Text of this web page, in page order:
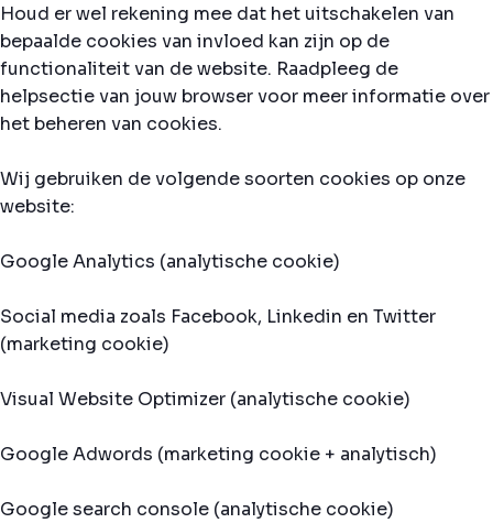
Houd er wel rekening mee dat het uitschakelen van
bepaalde cookies van invloed kan zijn op de
functionaliteit van de website. Raadpleeg de
helpsectie van jouw browser voor meer informatie over
het beheren van cookies.
Wij gebruiken de volgende soorten cookies op onze
website:
Google Analytics (analytische cookie)
Social media zoals Facebook, Linkedin en Twitter
(marketing cookie)
Visual Website Optimizer (analytische cookie)
Google Adwords (marketing cookie + analytisch)
Google search console (analytische cookie)